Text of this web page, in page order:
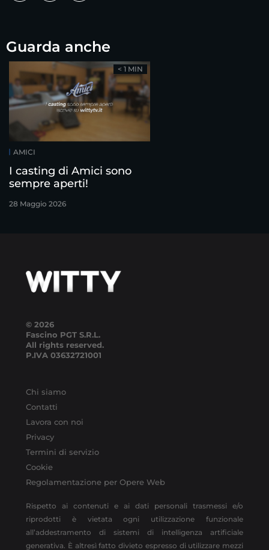
Guarda anche
AMICI
I casting di Amici sono
sempre aperti!
28 Maggio 2026
< 1 MIN
© 2026
Fascino PGT S.R.L.
All rights reserved.
P.IVA 03632721001
Chi siamo
Contatti
Lavora con noi
Privacy
Termini di servizio
Cookie
Regolamentazione per Opere Web
Rispetto ai contenuti e ai dati personali trasmessi e/o
riprodotti è vietata ogni utilizzazione funzionale
all’addestramento di sistemi di intelligenza artificiale
generativa. È altresì fatto divieto espresso di utilizzare mezzi